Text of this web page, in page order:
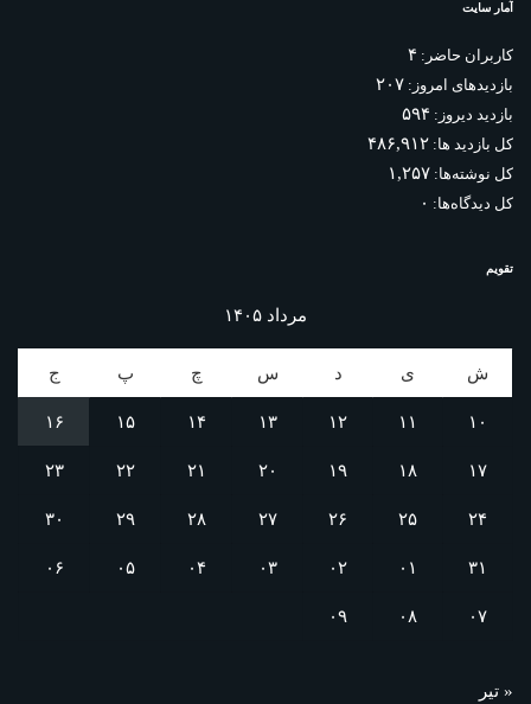
آمار سایت
کاربران حاضر: ۴
بازدیدهای امروز: ۲۰۷
بازدید دیروز: ۵۹۴
کل بازدید ها: ۴۸۶,۹۱۲
کل نوشته‌ها: ۱,۲۵۷
کل دیدگاه‌ها: ۰
تقویم
مرداد ۱۴۰۵
ش ی د س چ پ ج
۱۰ ۱۱ ۱۲ ۱۳ ۱۴ ۱۵ ۱۶
۱۷ ۱۸ ۱۹ ۲۰ ۲۱ ۲۲ ۲۳
۲۴ ۲۵ ۲۶ ۲۷ ۲۸ ۲۹ ۳۰
۳۱ ۰۱ ۰۲ ۰۳ ۰۴ ۰۵ ۰۶
۰۷ ۰۸ ۰۹
« تیر